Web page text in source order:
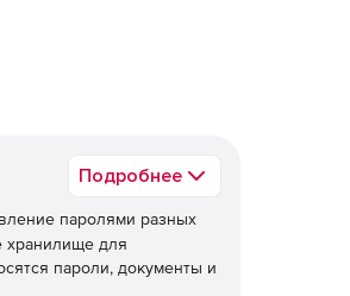
Подробнее
паролями разных
хранилище для
пароли, документы и